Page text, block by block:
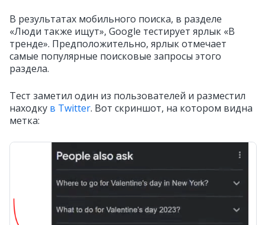
В результатах мобильного поиска, в разделе
«Люди также ищут», Google тестирует ярлык «В
тренде». Предположительно, ярлык отмечает
самые популярные поисковые запросы этого
раздела.
Тест заметил один из пользователей и разместил
находку в Twitter. Вот скриншот, на котором видна
метка: